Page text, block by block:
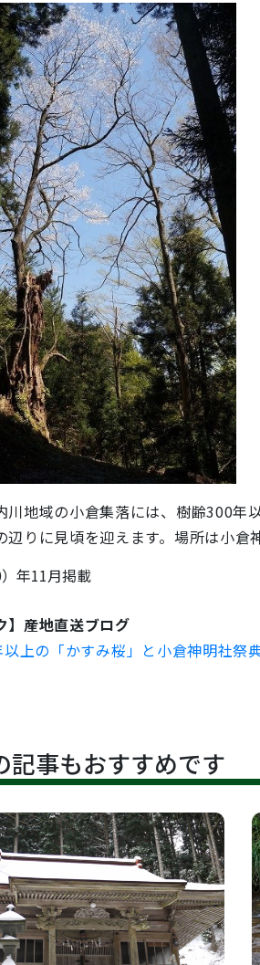
地域の小倉集落には、樹齢300年
辺りに見頃を迎えます。場所は小倉
年11月掲載
】産地直送ブログ
上の「かすみ桜」と小倉神明社祭
記事もおすすめです